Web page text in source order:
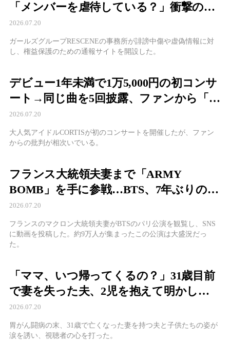
「メンバーを虐待している？」衝撃の疑
惑が拡散、本人が明かした真相
2026.07.20
ガールズグループRESCENEの事務所が誹謗中傷や虚偽情報に対
し、権益保護のための通報サイトを開設した。
デビュー1年未満で1万5,000円の初コンサ
ート→同じ曲を5回披露、ファンから「さ
すがに高すぎる」と批判続出
2026.07.20
大人気アイドルCORTISが初のコンサートを開催したが、ファン
からの批判が相次いでいる。
フランス大統領夫妻まで「ARMY
BOMB」を手に参戦…BTS、7年ぶりのパ
リ公演で9万人を熱狂の渦へ
2026.07.20
フランスのマクロン大統領夫妻がBTSのパリ公演を観覧し、SNS
に動画を投稿した。約9万人が集まったこの公演は大盛況だっ
た。
「ママ、いつ帰ってくるの？」31歳目前
で妻を失った夫、2児を抱えて明かし
た“ギリギリの現在”
2026.07.20
胃がん闘病の末、31歳で亡くなった妻を持つ夫と子供たちの姿が
涙を誘い、視聴者の心を打った。